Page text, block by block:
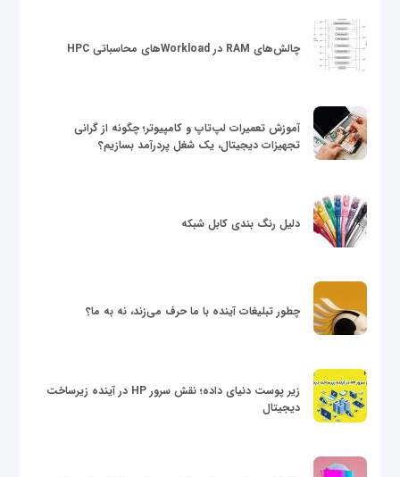
چالش‌های RAM در Workloadهای محاسباتی HPC
آموزش تعمیرات لپ‌تاپ و کامپیوتر؛ چگونه از گرانی
تجهیزات دیجیتال، یک شغل پردرآمد بسازیم؟
دلیل رنگ بندی کابل شبکه
چطور تبلیغات آینده با ما حرف می‌زند، نه به ما؟
زیر پوست دنیای داده؛ نقش سرور HP در آینده زیرساخت
دیجیتال